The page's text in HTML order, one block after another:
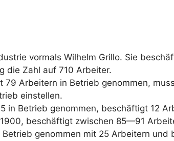
vormals Wilhelm Grillo. Sie
die Zahl auf 710 Arbeiter.
79 Arbeitern in Betrieb genommen,
einstellen.
in Betrieb genommen, beschäftigt 12
beschäftigt zwischen 85—91
genommen mit 25 Arbeitern und